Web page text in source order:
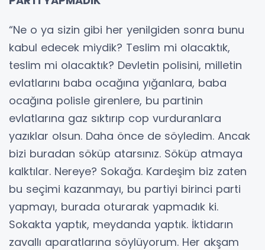
“Ne o ya sizin gibi her yenilgiden sonra bunu
kabul edecek miydik? Teslim mi olacaktık,
teslim mi olacaktık? Devletin polisini, milletin
evlatlarını baba ocağına yığanlara, baba
ocağına polisle girenlere, bu partinin
evlatlarına gaz sıktırıp cop vurduranlara
yazıklar olsun. Daha önce de söyledim. Ancak
bizi buradan söküp atarsınız. Söküp atmaya
kalktılar. Nereye? Sokağa. Kardeşim biz zaten
bu seçimi kazanmayı, bu partiyi birinci parti
yapmayı, burada oturarak yapmadık ki.
Sokakta yaptık, meydanda yaptık. İktidarın
zavallı aparatlarına söylüyorum. Her akşam